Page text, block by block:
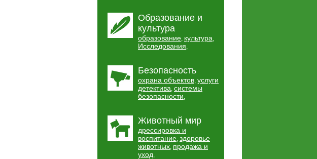
Образование и
культура
образование, культура,
Исследования,
Безопасность
охрана объектов, услуги
детектива, системы
безопасности,
Животный мир
дрессировка и
воспитание, здоровье
животных, продажа и
уход,